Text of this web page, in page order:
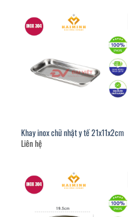
Khay inox chữ nhật y tế 21x11x2cm
Liên hệ